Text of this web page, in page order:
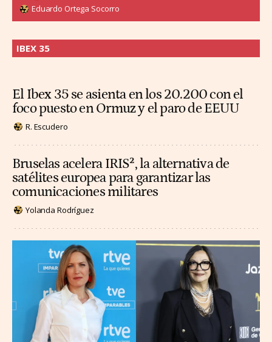
Eduardo Ortega Socorro
IBEX 35
El Ibex 35 se asienta en los 20.200 con el
foco puesto en Ormuz y el paro de EEUU
R. Escudero
Bruselas acelera IRIS², la alternativa de
satélites europea para garantizar las
comunicaciones militares
Yolanda Rodríguez